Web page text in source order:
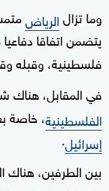
وما تزالالرياض
يتضمن اتفاقا
فلسطينية، وقبله
في المقابل، هناك
الفلسطينية، خاصة
إسرائيل.
بين الطرفين، هناك